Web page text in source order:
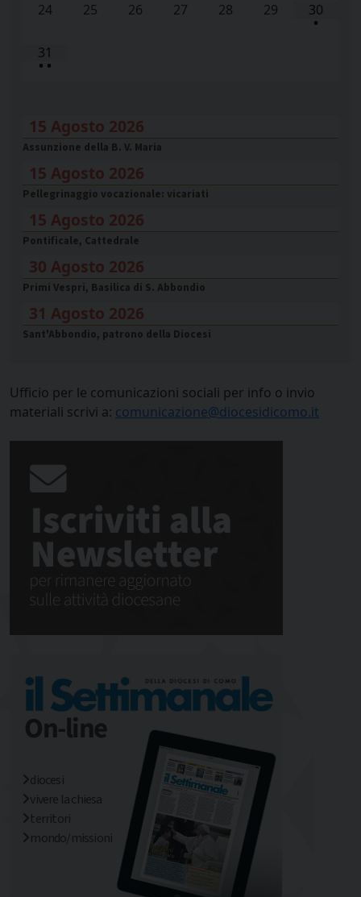
24 25 26 27 28 29 30
•
31
• •
15 Agosto 2026
Assunzione della B. V. Maria
15 Agosto 2026
Pellegrinaggio vocazionale: vicariati
15 Agosto 2026
Pontificale, Cattedrale
30 Agosto 2026
Primi Vespri, Basilica di S. Abbondio
31 Agosto 2026
Sant'Abbondio, patrono della Diocesi
Ufficio per le comunicazioni sociali per info o invio
materiali scrivi a: comunicazione@diocesidicomo.it
diocesi
vivere la chiesa
territori
mondo/missioni